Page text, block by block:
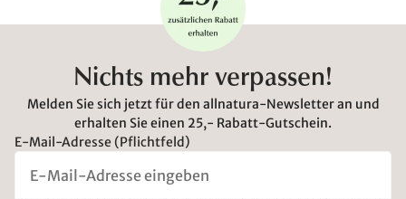
Nichts mehr verpassen!
Melden Sie sich jetzt für den allnatura-Newsletter an und
erhalten Sie einen 25,- Rabatt-Gutschein.
E-Mail-Adresse (Pflichtfeld)